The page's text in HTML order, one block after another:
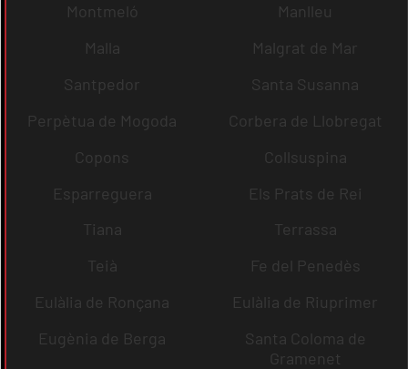
Montmeló
Manlleu
Malla
Malgrat de Mar
Santpedor
Santa Susanna
Perpètua de Mogoda
Corbera de Llobregat
Copons
Collsuspina
Esparreguera
Els Prats de Rei
Tiana
Terrassa
Teià
Fe del Penedès
Eulàlia de Ronçana
Eulàlia de Riuprimer
Eugènia de Berga
Santa Coloma de
Gramenet